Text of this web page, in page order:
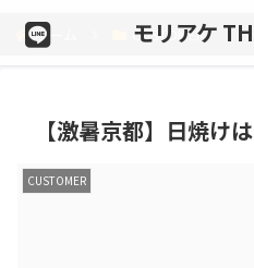
ホーム CUSTOMER
【激暑京都】日焼け
CUSTOMER
モリアケ